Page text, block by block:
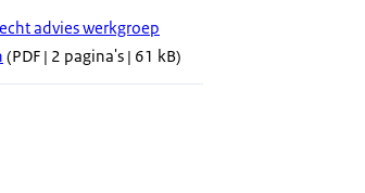
advies werkgroep
(PDF | 2 pagina's | 61 kB)